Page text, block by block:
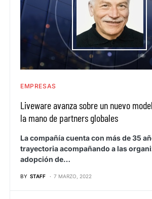
EMPRESAS
Liveware avanza sobre un nuevo
la mano de partners globales
La compañía cuenta con más de 35
trayectoria acompañando a las
adopción de…
BY STAFF 7 MARZO, 2022